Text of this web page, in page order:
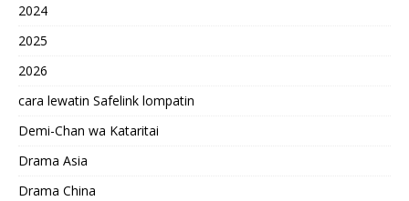
2024
2025
2026
cara lewatin Safelink lompatin
Demi-Chan wa Kataritai
Drama Asia
Drama China